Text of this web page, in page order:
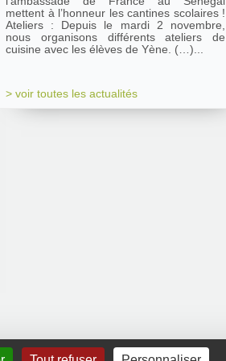
mettent à l’honneur les cantines scolaires !
Ateliers : Depuis le mardi 2 novembre,
nous organisons différents ateliers de
cuisine avec les élèves de Yène. (…)...
> voir toutes les actualités